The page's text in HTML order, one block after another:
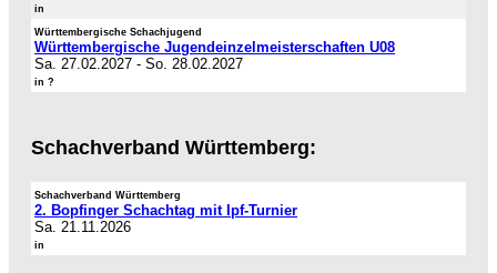
in
Württembergische Schachjugend
Württembergische Jugendeinzelmeisterschaften U08
Sa. 27.02.2027 - So. 28.02.2027
in ?
Schachverband Württemberg:
Schachverband Württemberg
2. Bopfinger Schachtag mit Ipf-Turnier
Sa. 21.11.2026
in